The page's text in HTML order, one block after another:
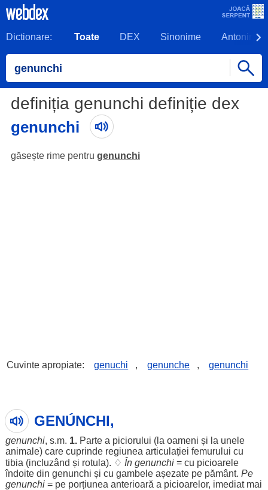
Dictionare: Toate DEX Sinonime Antonime
definiția genunchi definiție dex
genunchi
găsește rime pentru genunchi
Cuvinte apropiate: genuchi , genunche , genunchi
GENÚNCHI,
genunchi, s.m. 1. Partea piciorului (la oameni și la unele
animale) care cuprinde regiunea articulației femurului cu
tibia (incluzând și rotula). ♢ În genunchi= cu picioarele
îndoitedin genunchi și cu gambele așezatepe pământ. Pe
genunchi= pe porțiunea anterioară a picioarelor, imediatmai